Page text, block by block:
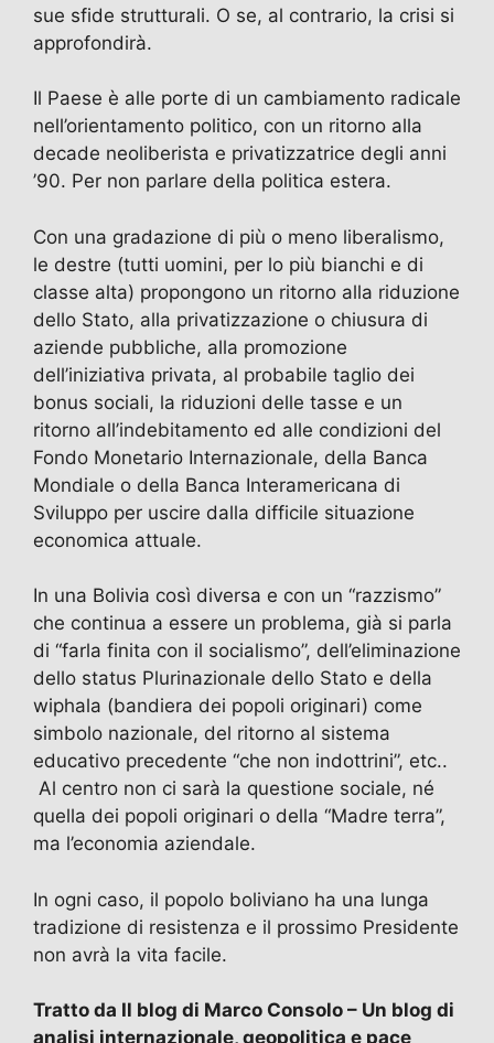
sue sfide strutturali. O se, al contrario, la crisi si
approfondirà.
Il Paese è alle porte di un cambiamento radicale
nell’orientamento politico, con un ritorno alla
decade neoliberista e privatizzatrice degli anni
’90. Per non parlare della politica estera.
Con una gradazione di più o meno liberalismo,
le destre (tutti uomini, per lo più bianchi e di
classe alta) propongono un ritorno alla riduzione
dello Stato, alla privatizzazione o chiusura di
aziende pubbliche, alla promozione
dell’iniziativa privata, al probabile taglio dei
bonus sociali, la riduzioni delle tasse e un
ritorno all’indebitamento ed alle condizioni del
Fondo Monetario Internazionale, della Banca
Mondiale o della Banca Interamericana di
Sviluppo per uscire dalla difficile situazione
economica attuale.
In una Bolivia così diversa e con un “razzismo”
che continua a essere un problema, già si parla
di “farla finita con il socialismo”, dell’eliminazione
dello status Plurinazionale dello Stato e della
wiphala (bandiera dei popoli originari) come
simbolo nazionale, del ritorno al sistema
educativo precedente “che non indottrini”, etc..
Al centro non ci sarà la questione sociale, né
quella dei popoli originari o della “Madre terra”,
ma l’economia aziendale.
In ogni caso, il popolo boliviano ha una lunga
tradizione di resistenza e il prossimo Presidente
non avrà la vita facile.
Tratto da Il blog di Marco Consolo – Un blog di
analisi internazionale, geopolitica e pace